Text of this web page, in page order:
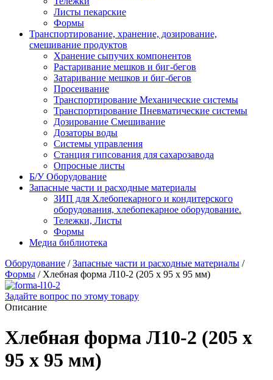
Листы пекарские
Формы
Транспортирование, хранение, дозирование,
смешивание продуктов
Хранение сыпучих компонентов
Растаривание мешков и биг-бегов
Затаривание мешков и биг-бегов
Просеивание
Транспортирование Механические системы
Транспортирование Пневматические системы
Дозирование Смешивание
Дозаторы воды
Системы управления
Станция гипсования для сахарозавода
Опросные листы
Б/У Оборудование
Запасные части и расходные материалы
ЗИП для Хлебопекарного и кондитерского
оборудования, хлебопекарное оборудование.
Тележки, Листы
Формы
Медиа библиотека
Оборудование /Запасные части и расходные материалы /
Формы /Хлебная форма Л10-2 (205 х 95 х 95 мм)
Задайте вопрос по этому товару
Описание
Хлебная форма Л10-2 (205 х
95 х 95 мм)